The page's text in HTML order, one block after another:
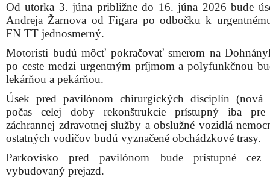
Od utorka 3. júna približne do 16. júna 2026 bude
Andreja Žarnova od Figara po odbočku k
FN TT jednosmerný.
Motoristi budú môcť pokračovať smerom na
po ceste medzi urgentným príjmom a polyfunkčnou
lekárňou a pekárňou.
Úsek pred pavilónom chirurgických disciplín (nová
počas celej doby rekonštrukcie prístupný iba pre
záchrannej zdravotnej služby a obslužné vozidlá
ostatných vodičov budú vyznačené obchádzkové trasy.
Parkovisko pred pavilónom bude prístupné cez
vybudovaný prejazd.